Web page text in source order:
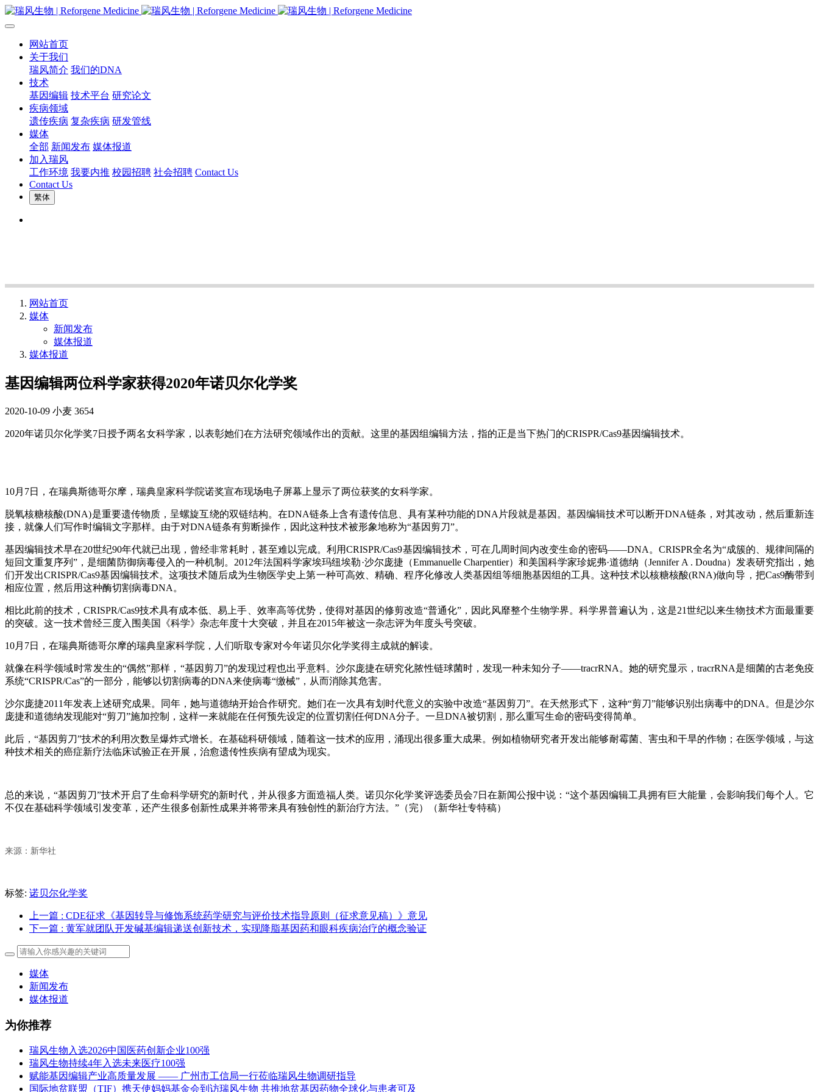
网站首页
关于我们
瑞风简介 我们的DNA
技术
基因编辑 技术平台 研究论文
疾病领域
遗传疾病 复杂疾病 研发管线
媒体
全部 新闻发布 媒体报道
加入瑞风
工作环境 我要内推 校园招聘 社会招聘 Contact Us
Contact Us
繁体
网站首页
媒体
新闻发布
媒体报道
媒体报道
基因编辑两位科学家获得2020年诺贝尔化学奖
2020-10-09 小麦 3654
2020年诺贝尔化学奖7日授予两名女科学家，以表彰她们在方法研究领域作出的贡献。这里的基因组编辑方法，指的正是当下热门的CRISPR/Cas9基因编辑技术。
10月7日，在瑞典斯德哥尔摩，瑞典皇家科学院诺奖宣布现场电子屏幕上显示了两位获奖的女科学家。
脱氧核糖核酸(DNA)是重要遗传物质，呈螺旋互绕的双链结构。在DNA链条上含有遗传信息、具有某种功能的DNA片段就是基因。基因编辑技术可以断开DNA链条，对其改动，然后重新连
接，就像人们写作时编辑文字那样。由于对DNA链条有剪断操作，因此这种技术被形象地称为“基因剪刀”。
基因编辑技术早在20世纪90年代就已出现，曾经非常耗时，甚至难以完成。利用CRISPR/Cas9基因编辑技术，可在几周时间内改变生命的密码——DNA。CRISPR全名为“成簇的、规律间隔的
短回文重复序列”，是细菌防御病毒侵入的一种机制。2012年法国科学家埃玛纽埃勒·沙尔庞捷（Emmanuelle Charpentier）和美国科学家珍妮弗·道德纳（Jennifer A . Doudna）发表研究指出，她
们开发出CRISPR/Cas9基因编辑技术。这项技术随后成为生物医学史上第一种可高效、精确、程序化修改人类基因组等细胞基因组的工具。这种技术以核糖核酸(RNA)做向导，把Cas9酶带到
相应位置，然后用这种酶切割病毒DNA。
相比此前的技术，CRISPR/Cas9技术具有成本低、易上手、效率高等优势，使得对基因的修剪改造“普通化”，因此风靡整个生物学界。科学界普遍认为，这是21世纪以来生物技术方面最重要
的突破。这一技术曾经三度入围美国《科学》杂志年度十大突破，并且在2015年被这一杂志评为年度头号突破。
10月7日，在瑞典斯德哥尔摩的瑞典皇家科学院，人们听取专家对今年诺贝尔化学奖得主成就的解读。
就像在科学领域时常发生的“偶然”那样，“基因剪刀”的发现过程也出乎意料。沙尔庞捷在研究化脓性链球菌时，发现一种未知分子——tracrRNA。她的研究显示，tracrRNA是细菌的古老免疫
系统“CRISPR/Cas”的一部分，能够以切割病毒的DNA来使病毒“缴械”，从而消除其危害。
沙尔庞捷2011年发表上述研究成果。同年，她与道德纳开始合作研究。她们在一次具有划时代意义的实验中改造“基因剪刀”。在天然形式下，这种“剪刀”能够识别出病毒中的DNA。但是沙尔
庞捷和道德纳发现能对“剪刀”施加控制，这样一来就能在任何预先设定的位置切割任何DNA分子。一旦DNA被切割，那么重写生命的密码变得简单。
此后，“基因剪刀”技术的利用次数呈爆炸式增长。在基础科研领域，随着这一技术的应用，涌现出很多重大成果。例如植物研究者开发出能够耐霉菌、害虫和干旱的作物；在医学领域，与这
种技术相关的癌症新疗法临床试验正在开展，治愈遗传性疾病有望成为现实。
总的来说，“基因剪刀”技术开启了生命科学研究的新时代，并从很多方面造福人类。诺贝尔化学奖评选委员会7日在新闻公报中说：“这个基因编辑工具拥有巨大能量，会影响我们每个人。它
不仅在基础科学领域引发变革，还产生很多创新性成果并将带来具有独创性的新治疗方法。”（完）（新华社专特稿）
来源：新华社
标签: 诺贝尔化学奖
上一篇 : CDE征求《基因转导与修饰系统药学研究与评价技术指导原则（征求意见稿）》意见
下一篇 : 黄军就团队开发碱基编辑递送创新技术，实现降脂基因药和眼科疾病治疗的概念验证
媒体
新闻发布
媒体报道
为你推荐
瑞风生物入选2026中国医药创新企业100强
瑞风生物持续4年入选未来医疗100强
赋能基因编辑产业高质量发展 —— 广州市工信局一行莅临瑞风生物调研指导
国际地贫联盟（TIF）携天使妈妈基金会到访瑞风生物 共推地贫基因药物全球化与患者可及